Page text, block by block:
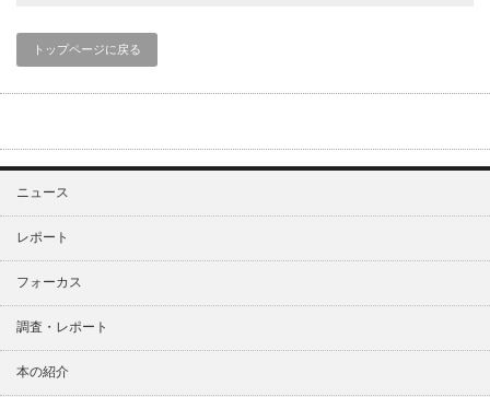
トップページに戻る
ニュース
レポート
フォーカス
調査・レポート
本の紹介